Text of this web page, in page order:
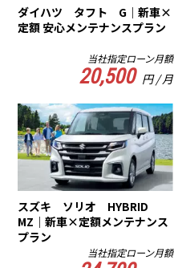
ダイハツ タフト G｜新車×
定額 安心メンテナンスプラン
当社指定ローン月額
20,500 円 / 月
スズキ ソリオ HYBRID
MZ｜新車×定額メンテナンス
プラン
当社指定ローン月額